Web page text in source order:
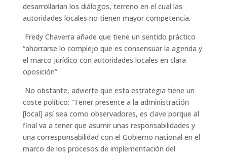
desarrollarían los diálogos, terreno en el cual las
autoridades locales no tienen mayor competencia.
Fredy Chaverra añade que tiene un sentido práctico
“ahorrarse lo complejo que es consensuar la agenda y
el marco jurídico con autoridades locales en clara
oposición”.
No obstante, advierte que esta estrategia tiene un
coste político: “Tener presente a la administración
[local] así sea como observadores, es clave porque al
final va a tener que asumir unas responsabilidades y
una corresponsabilidad con el Gobierno nacional en el
marco de los procesos de implementación del